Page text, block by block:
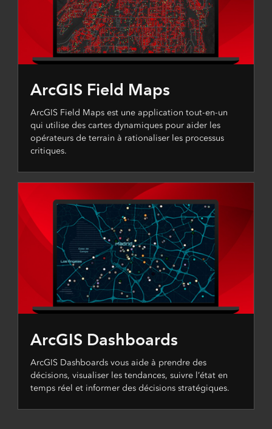
ArcGIS Field Maps
ArcGIS Field Maps est une application tout-en-un
qui utilise des cartes dynamiques pour aider les
opérateurs de terrain à rationaliser les processus
critiques.
ArcGIS Dashboards
ArcGIS Dashboards vous aide à prendre des
décisions, visualiser les tendances, suivre l’état en
temps réel et informer des décisions stratégiques.